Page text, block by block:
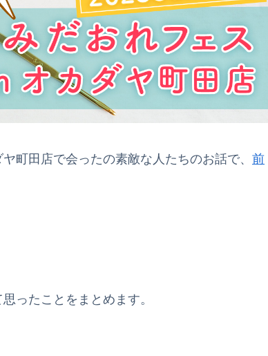
町田店で会ったの素敵な人たちのお話で、 前
ったことをまとめます。